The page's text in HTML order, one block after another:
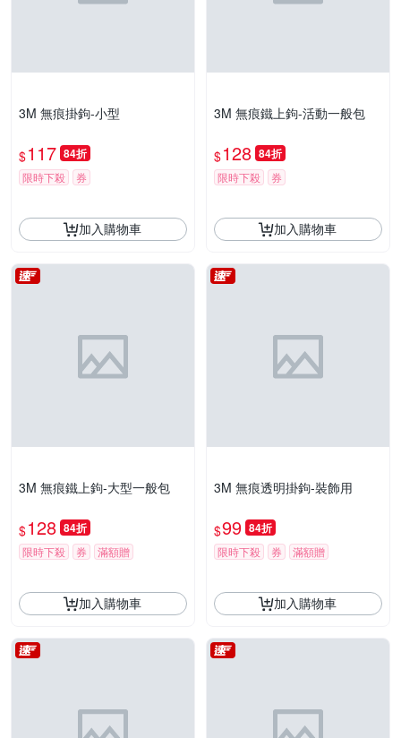
3M 無痕掛鉤-小型
$117 84折
限時下殺 券
加入購物車
3M 無痕鐵上鉤-活動一般包
$128 84折
限時下殺 券
加入購物車
3M 無痕鐵上鉤-大型一般包
$128 84折
限時下殺 券 滿額贈
加入購物車
3M 無痕透明掛鉤-裝飾用
$99 84折
限時下殺 券 滿額贈
加入購物車